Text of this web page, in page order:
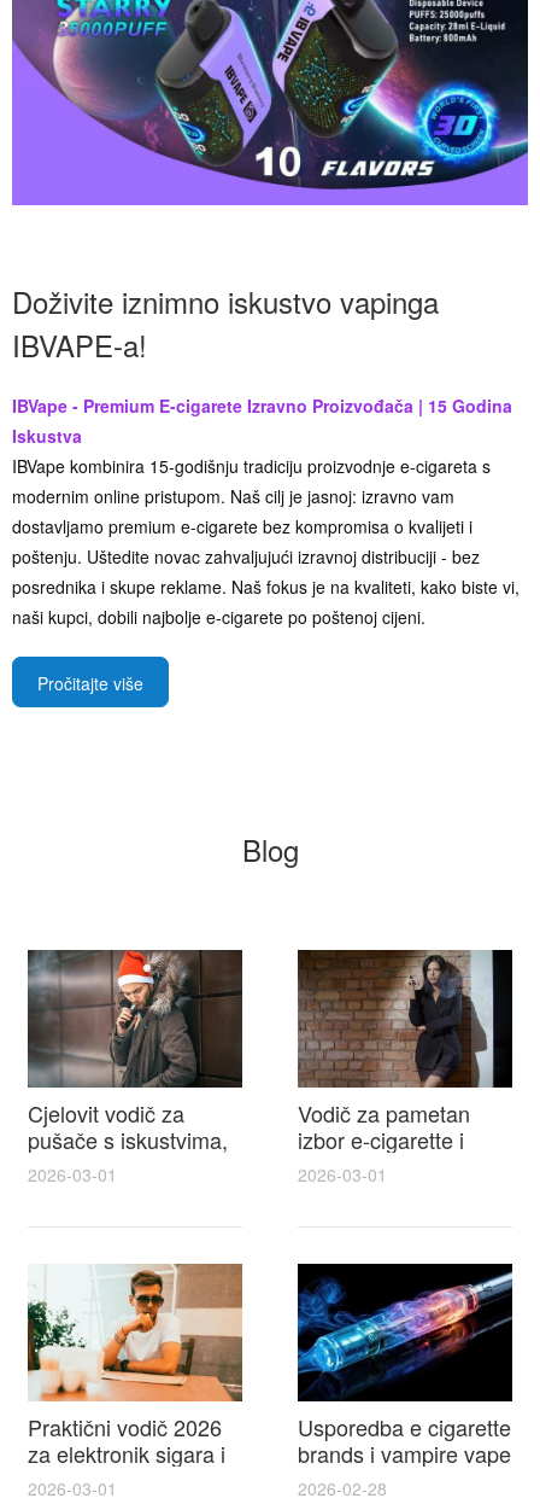
Doživite iznimno iskustvo vapinga
IBVAPE-a!
IBVape - Premium E-cigarete Izravno Proizvođača | 15 Godina
Iskustva
IBVape kombinira 15-godišnju tradiciju proizvodnje e-cigareta s
modernim online pristupom. Naš cilj je jasnoj: izravno vam
dostavljamo premium e-cigarete bez kompromisa o kvalijeti i
poštenju. Uštedite novac zahvaljujući izravnoj distribuciji - bez
posrednika i skupe reklame. Naš fokus je na kvaliteti, kako biste vi,
naši kupci, dobili najbolje e-cigarete po poštenoj cijeni.
Pročitajte više
Blog
Cjelovit vodič za
pušače s iskustvima,
recenzijama i
cigarette na e cigareta
2026-03-01
Vodič za pametan
izbor e-cigarette i
savjeti kako postići
elektronske cigarete
2026-03-01
Praktični vodič 2026
za elektronik sigara i
mtm e cigarete s
2026-03-01
Usporedba e cigarette
brands i vampire vape
za 2026 – vodič s
2026-02-28